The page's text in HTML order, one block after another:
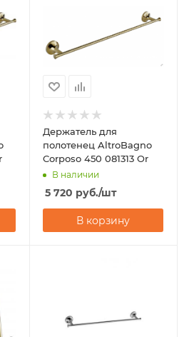
Держатель для
полотенец AltroBagno
Corposo 450 081313 Or
В наличии
5 720 руб./шт
В корзину